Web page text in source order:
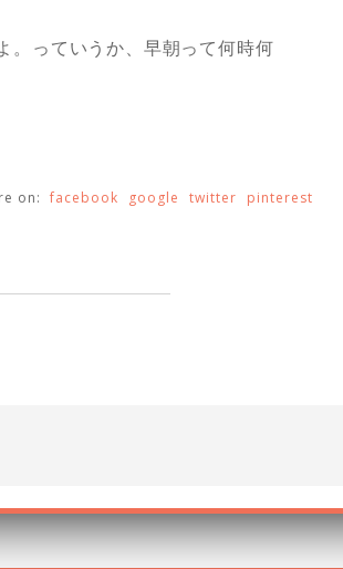
。っていうか、早朝って何時何
on: facebook google twitter
pinterest